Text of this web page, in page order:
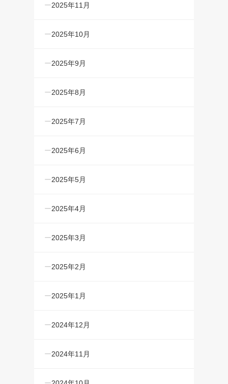
2025年11月
2025年10月
2025年9月
2025年8月
2025年7月
2025年6月
2025年5月
2025年4月
2025年3月
2025年2月
2025年1月
2024年12月
2024年11月